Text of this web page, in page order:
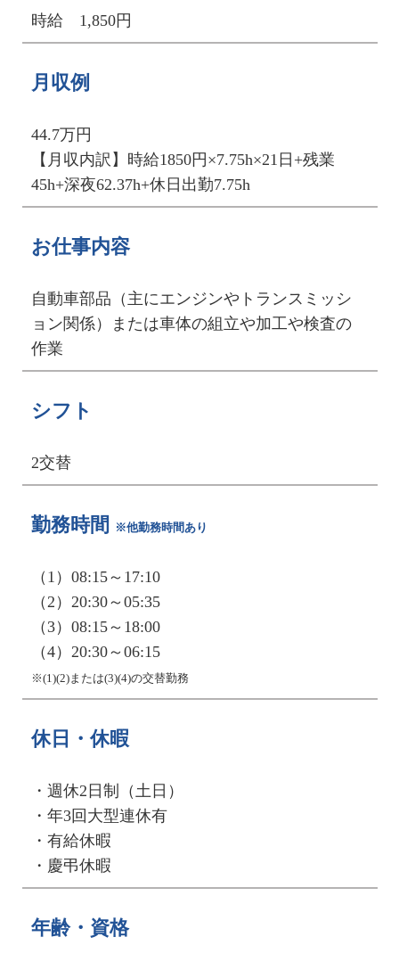
時給 1,850円
月収例
44.7万円
【月収内訳】時給1850円×7.75h×21日+残業
45h+深夜62.37h+休日出勤7.75h
お仕事内容
自動車部品（主にエンジンやトランスミッシ
ョン関係）または車体の組立や加工や検査の
作業
シフト
2交替
勤務時間 ※他勤務時間あり
（1）08:15～17:10
（2）20:30～05:35
（3）08:15～18:00
（4）20:30～06:15
※(1)(2)または(3)(4)の交替勤務
休日・休暇
・週休2日制（土日）
・年3回大型連休有
・有給休暇
・慶弔休暇
年齢・資格